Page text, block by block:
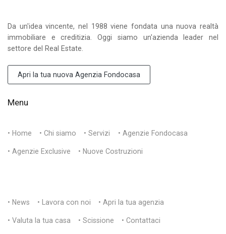
Da un'idea vincente, nel 1988 viene fondata una nuova realtà
immobiliare e creditizia. Oggi siamo un'azienda leader nel
settore del Real Estate.
Apri la tua nuova Agenzia Fondocasa
Menu
• Home • Chi siamo • Servizi • Agenzie Fondocasa
• Agenzie Exclusive • Nuove Costruzioni
• News • Lavora con noi • Apri la tua agenzia
• Valuta la tua casa • Scissione • Contattaci